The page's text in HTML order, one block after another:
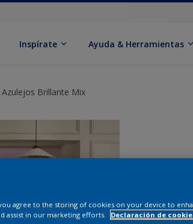
Inspírate Ayuda & Herramientas
Azulejos Brillante Mix
you agree to the storing of cookies on your device to
assist in our marketing efforts.
Declaración de